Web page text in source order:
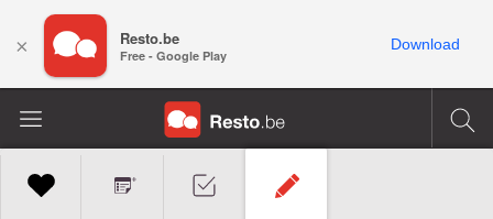
× Resto.be
Free - Google Play
Download